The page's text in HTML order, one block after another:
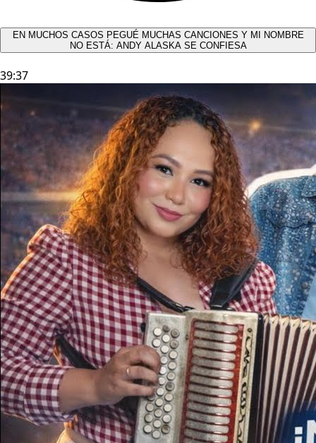
EN MUCHOS CASOS PEGUÉ MUCHAS CANCIONES Y MI NOMBRE
NO ESTÁ: ANDY ALASKA SE CONFIESA​
39:37